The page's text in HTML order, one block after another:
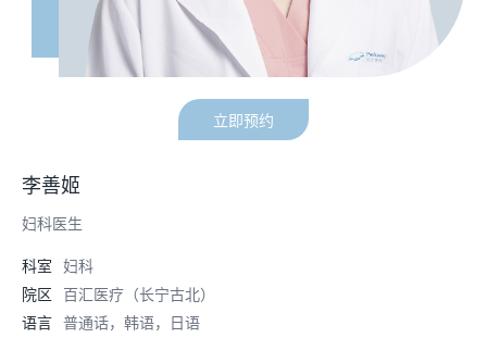
立即预约
李善姬
妇科医生
科室 妇科
院区 百汇医疗（长宁古北）
语言 普通话，韩语，日语